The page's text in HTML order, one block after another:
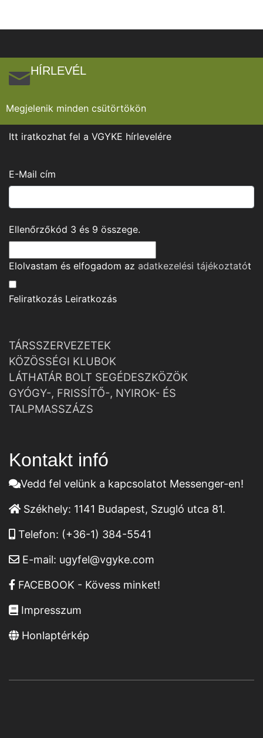
HÍRLEVÉL
Megjelenik minden csütörtökön
Itt iratkozhat fel a VGYKE hírlevelére
E-Mail cím
Ellenőrzőkód 3 és 9 összege.
Elolvastam és elfogadom az adatkezelési tájékoztatót
Feliratkozás Leiratkozás
TÁRSSZERVEZETEK
KÖZÖSSÉGI KLUBOK
LÁTHATÁR BOLT SEGÉDESZKÖZÖK
GYÓGY-, FRISSÍTŐ-, NYIROK- ÉS
TALPMASSZÁZS
Kontakt infó
Vedd fel velünk a kapcsolatot Messenger-en!
Székhely: 1141 Budapest, Szugló utca 81.
Telefon: (+36-1) 384-5541
E-mail: ugyfel@vgyke.com
FACEBOOK - Kövess minket!
Impresszum
Honlaptérkép